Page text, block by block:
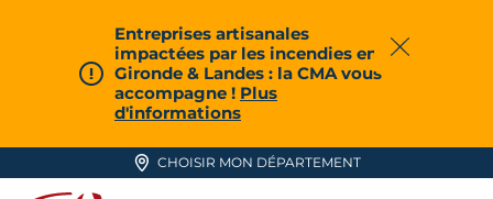
Entreprises artisanales
impactées par les incendies en
Gironde & Landes : la CMA vous
accompagne ! Plus
d'informations
Fermer
CHOISIR MON DÉPARTEMENT